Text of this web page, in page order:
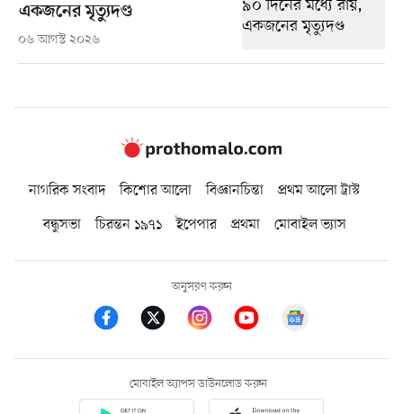
একজনের মৃত্যুদণ্ড
০৬ আগস্ট ২০২৬
নাগরিক সংবাদ কিশোর আলো বিজ্ঞানচিন্তা
প্রথম আলো ট্রাস্ট
বন্ধুসভা
চিরন্তন ১৯৭১ ইপেপার প্রথমা মোবাইল ভ্যাস
অনুসরণ করুন
মোবাইল অ্যাপস ডাউনলোড করুন